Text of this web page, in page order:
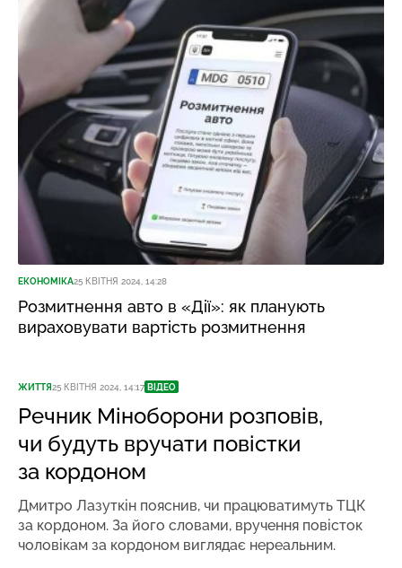
ЕКОНОМІКА25 КВІТНЯ 2024, 14:28
Розмитнення авто в «Дії»: як планують
вираховувати вартість розмитнення
ЖИТТЯ25 КВІТНЯ 2024, 14:17 ВІДЕО
Речник Міноборони розповів,
чи будуть вручати повістки
за кордоном
Дмитро Лазуткін пояснив, чи працюватимуть ТЦК
за кордоном. За його словами, вручення повісток
чоловікам за кордоном виглядає нереальним.